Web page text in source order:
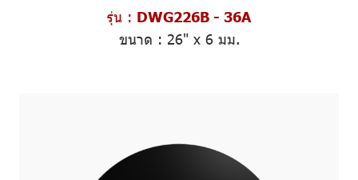
รุ่น : DWG226B - 36A
ขนาด : 26" x 6 มม.